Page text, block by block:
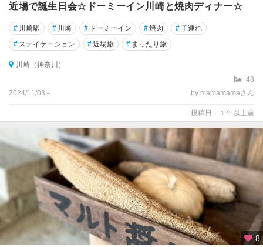
近場で誕生日会☆ドーミーイン川崎と焼肉ディナー☆
# 川崎駅 # 川崎 # ドーミーイン #焼肉 #子連れ
# ステイケーション #近場旅 # まったり旅
川崎（神奈川）
48
2024/11/03～
by mamamamaさん
投稿日：１年以上前
8